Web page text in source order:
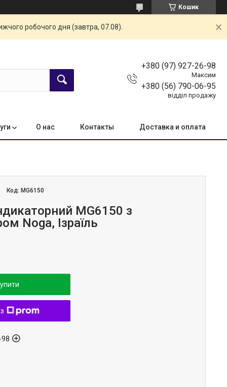
Кошик
робочого дня (завтра, 07.08).
+380 (97) 927-26-98
Максим
+380 (56) 790-06-95
відділ продажу
О нас Контакты Доставка и оплата
Код: MG6150
MG6150 з
Noga, Ізраїль